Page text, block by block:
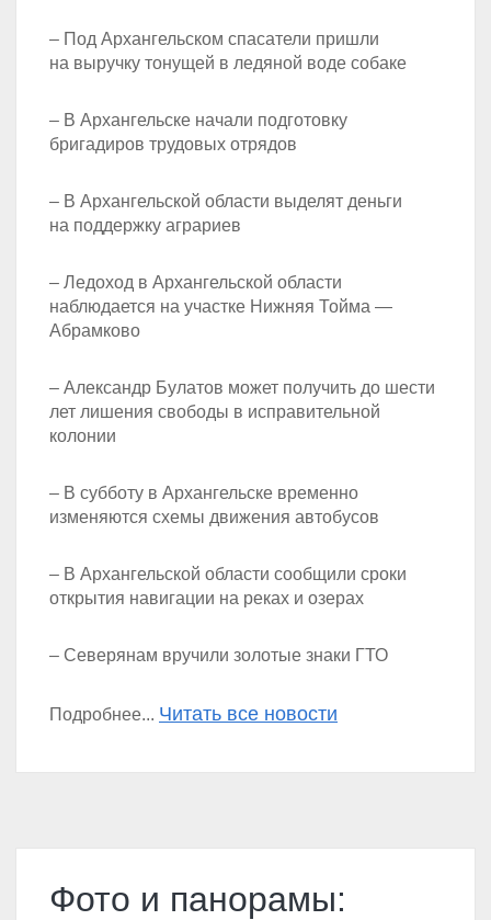
– Под Архангельском спасатели пришли
на выручку тонущей в ледяной воде собаке
– В Архангельске начали подготовку
бригадиров трудовых отрядов
– В Архангельской области выделят деньги
на поддержку аграриев
– Ледоход в Архангельской области
наблюдается на участке Нижняя Тойма —
Абрамково
– Александр Булатов может получить до шести
лет лишения свободы в исправительной
колонии
– В субботу в Архангельске временно
изменяются схемы движения автобусов
– В Архангельской области сообщили сроки
открытия навигации на реках и озерах
– Северянам вручили золотые знаки ГТО
Подробнее... Читать все новости
Фото и панорамы: